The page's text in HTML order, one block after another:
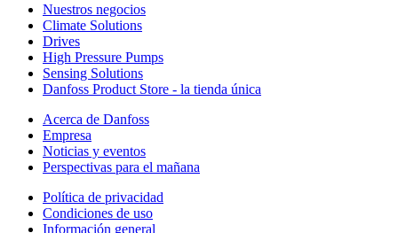
Nuestros negocios
Climate Solutions
Drives
High Pressure Pumps
Sensing Solutions
Danfoss Product Store - la tienda única
Acerca de Danfoss
Empresa
Noticias y eventos
Perspectivas para el mañana
Política de privacidad
Condiciones de uso
Información general